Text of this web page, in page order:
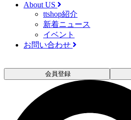
About US
ttshop紹介
新着ニュース
イベント
お問い合わせ
会員登録